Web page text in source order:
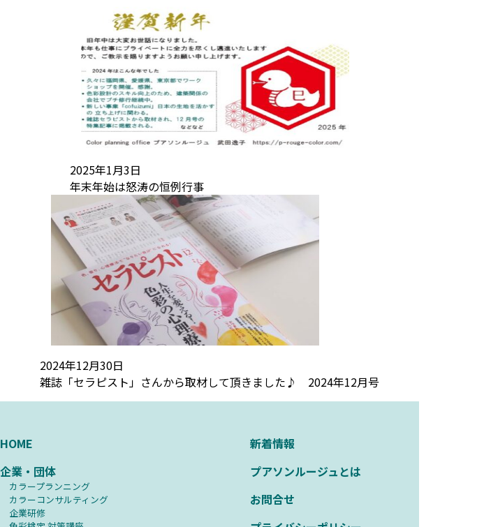
2025年1月3日
年末年始は怒涛の恒例行事
2024年12月30日
雑誌「セラピスト」さんから取材して頂きました♪ 2024年12月号
HOME
企業・団体
カラープランニング
カラーコンサルティング
企業研修
新着情報
プアソンルージュとは
お問合せ